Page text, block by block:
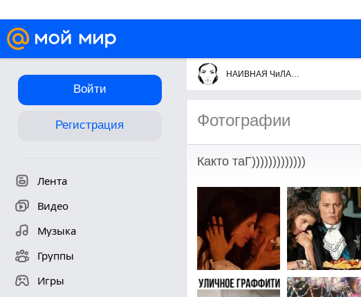
Войти
Регистрация
Лента
Видео
Музыка
Группы
Игры
НАИВНАЯ ЧиЛАВЕКаДаЖДЯ
Фотографии
Както таГ)))))))))))))